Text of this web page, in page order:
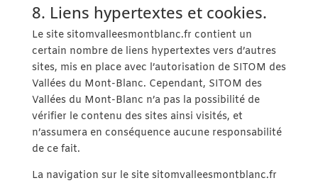
8. Liens hypertextes et cookies.
Le site sitomvalleesmontblanc.fr contient un
certain nombre de liens hypertextes vers d’autres
sites, mis en place avec l’autorisation de SITOM des
Vallées du Mont-Blanc. Cependant, SITOM des
Vallées du Mont-Blanc n’a pas la possibilité de
vérifier le contenu des sites ainsi visités, et
n’assumera en conséquence aucune responsabilité
de ce fait.
La navigation sur le site sitomvalleesmontblanc.fr